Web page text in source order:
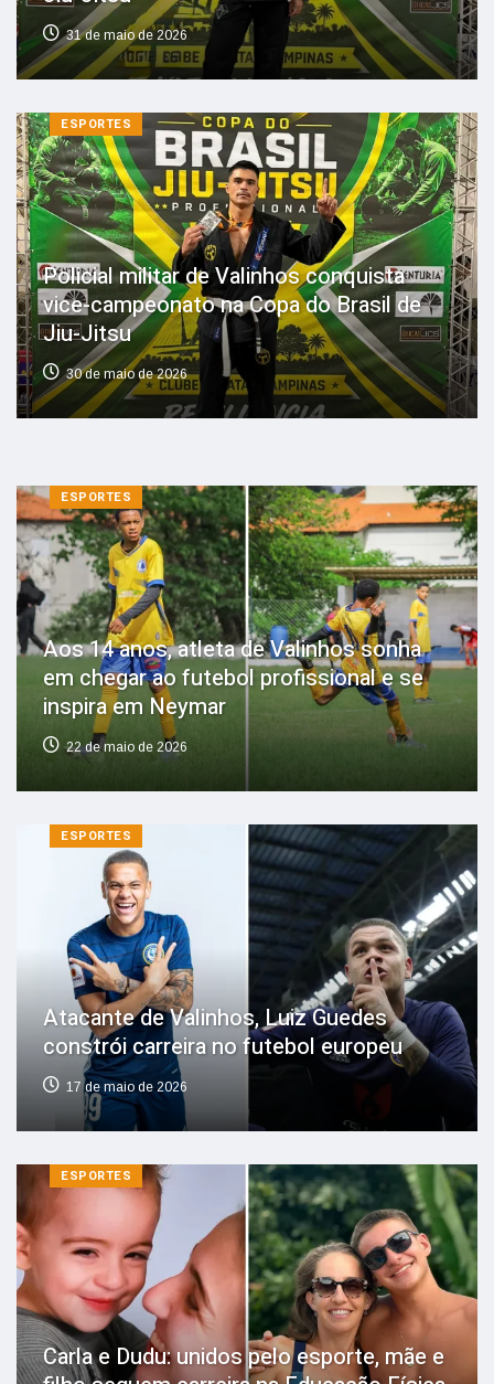
31 de maio de 2026
ESPORTES
Policial militar de Valinhos conquista
vice-campeonato na Copa do Brasil de
Jiu-Jitsu
30 de maio de 2026
ESPORTES
Aos 14 anos, atleta de Valinhos sonha
em chegar ao futebol profissional e se
inspira em Neymar
22 de maio de 2026
ESPORTES
Atacante de Valinhos, Luiz Guedes
constrói carreira no futebol europeu
17 de maio de 2026
ESPORTES
Carla e Dudu: unidos pelo esporte, mãe e